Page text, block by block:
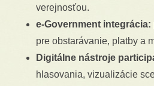
verejnosťou.
e-Government integrácia:
pre obstarávanie, platby a
Digitálne nástroje
hlasovania, vizualizácie